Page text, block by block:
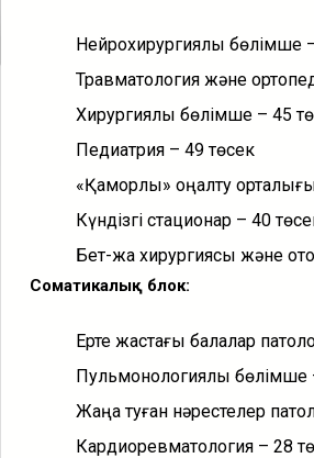
Нейрохирургиялық бөлімше
Травматология және
Хирургиялық бөлімше – 45
Педиатрия – 49 төсек
«Қамқорлық» оңалту
Күндізгі стационар – 40
Бет-жақ хирургиясы және
Соматикалық блок:
Ерте жастағы балалар
Пульмонологиялық бөлімше
Жаңа туған нәрестелер
Кардиоревматология – 28